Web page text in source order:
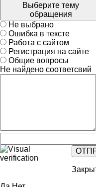
Выберите тему
обращения
Не выбрано
Ошибка в тексте
Работа с сайтом
Регистрация на сайте
Общие вопросы
Не найдено соответсвий